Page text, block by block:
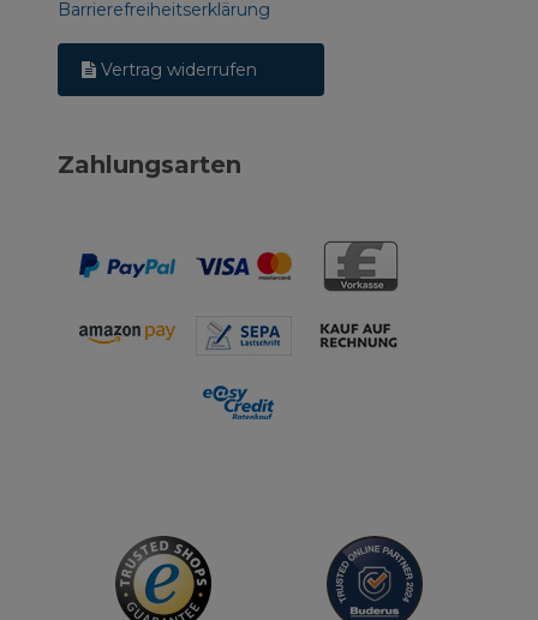
Barrierefreiheitserklärung
Vertrag widerrufen
Zahlungsarten